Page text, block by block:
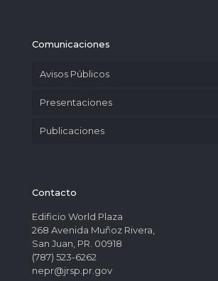
Comunicaciones
Avisos Públicos
Presentaciones
Publicaciones
Contacto
Edificio World Plaza
268 Avenida Muñoz Rivera,
San Juan, PR. 00918
(787) 523-6262
nepr@jrsp.pr.gov